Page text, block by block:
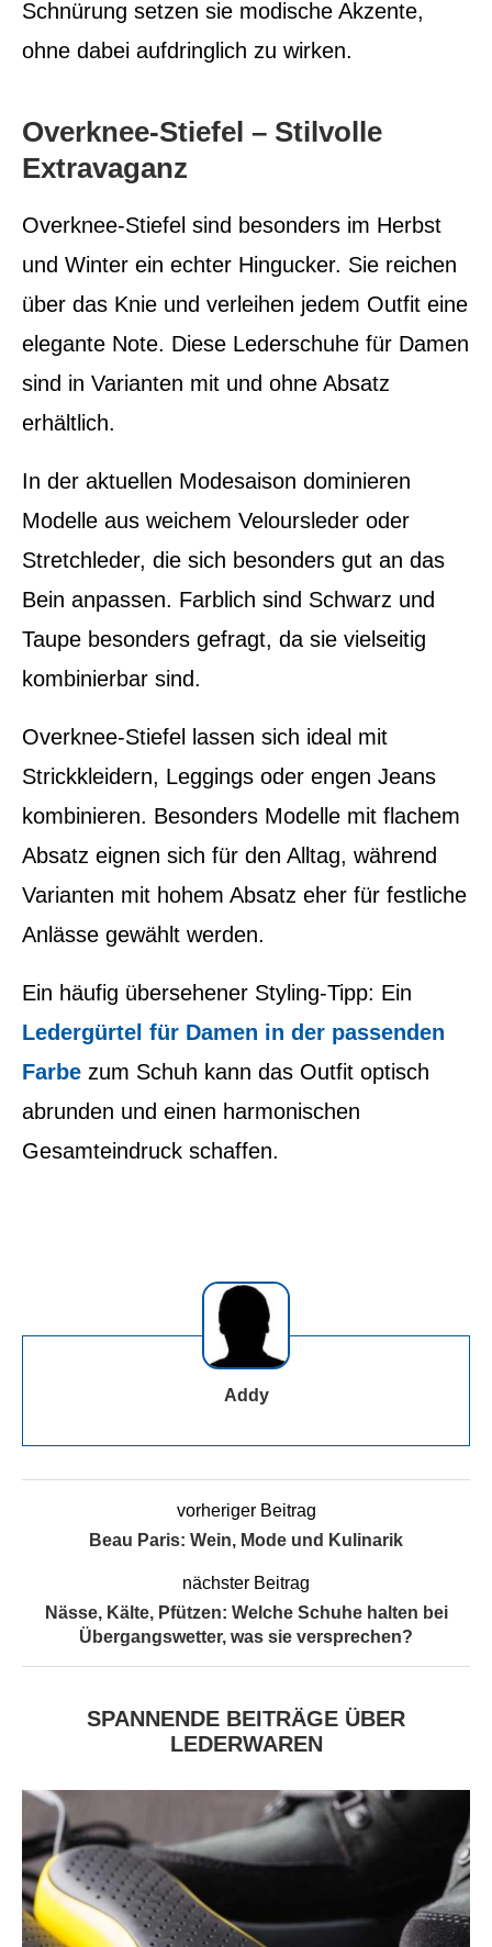
Schnürung setzen sie modische Akzente,
ohne dabei aufdringlich zu wirken.
Overknee-Stiefel – Stilvolle
Extravaganz
Overknee-Stiefel sind besonders im Herbst
und Winter ein echter Hingucker. Sie reichen
über das Knie und verleihen jedem Outfit eine
elegante Note. Diese Lederschuhe für Damen
sind in Varianten mit und ohne Absatz
erhältlich.
In der aktuellen Modesaison dominieren
Modelle aus weichem Veloursleder oder
Stretchleder, die sich besonders gut an das
Bein anpassen. Farblich sind Schwarz und
Taupe besonders gefragt, da sie vielseitig
kombinierbar sind.
Overknee-Stiefel lassen sich ideal mit
Strickkleidern, Leggings oder engen Jeans
kombinieren. Besonders Modelle mit flachem
Absatz eignen sich für den Alltag, während
Varianten mit hohem Absatz eher für festliche
Anlässe gewählt werden.
Ein häufig übersehener Styling-Tipp: Ein
Ledergürtel für Damen in der passenden
Farbe zum Schuh kann das Outfit optisch
abrunden und einen harmonischen
Gesamteindruck schaffen.
Addy
vorheriger Beitrag
Beau Paris: Wein, Mode und Kulinarik
nächster Beitrag
Nässe, Kälte, Pfützen: Welche Schuhe halten bei
Übergangswetter, was sie versprechen?
SPANNENDE BEITRÄGE ÜBER
LEDERWAREN